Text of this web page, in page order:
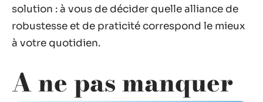
solution : à vous de décider quelle alliance de
robustesse et de praticité correspond le mieux
à votre quotidien.
A ne pas manquer